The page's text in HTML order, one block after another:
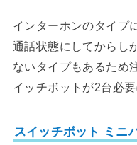
インターホンのタイプ
通話状態にしてからし
ないタイプもあるため
イッチボットが2台必
スイッチボット ミニ